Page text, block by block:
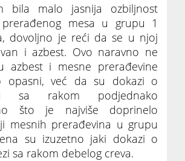
bila malo jasnija ozbiljnost
prerađenog mesa u grupu 1
dovoljno je reći da se u njoj
i azbest. Ovo naravno ne
azbest i mesne prerađevine
opasni, već da su dokazi o
sa rakom podjednako
što je najviše doprinelo
mesnih prerađevina u grupu
su izuzetno jaki dokazi o
sa rakom debelog creva.